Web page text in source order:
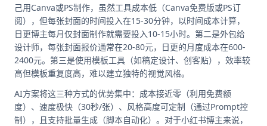
己用Canva或PS制作，虽然工具成本低（Canva免费版或PS订
阅），但每张封面的时间投入在15-30分钟，以时间成本计算，
日更博主每月仅封面制作就需要投入10-15小时。第二是外包给
设计师，每张封面报价通常在20-80元，日更的月度成本在600-
2400元。第三是使用模板工具（如稿定设计、创客贴），效率较
高但模板重复度高，难以建立独特的视觉风格。
AI方案将这三种方式的优势集中：成本接近零（利用免费额
度）、速度极快（30秒/张）、风格高度可定制（通过Prompt控
制），且支持批量生成（脚本自动化）。对于小红书博主来说，